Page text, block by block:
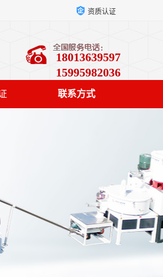
资质认证
18013639597
15995982036
联系方式